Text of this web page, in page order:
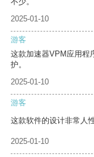
2025-01-10
游客
这款加速器VPM应用程
护。
2025-01-10
游客
这款软件的设计非常人
2025-01-10